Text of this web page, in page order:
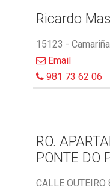
Ricardo
15123 -
Email
981 73 62 06
RO.
PONTE DO
CALLE